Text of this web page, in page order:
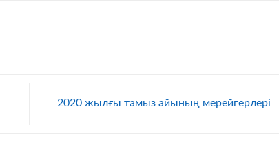
2020 жылғы тамыз айының мерейгерлері